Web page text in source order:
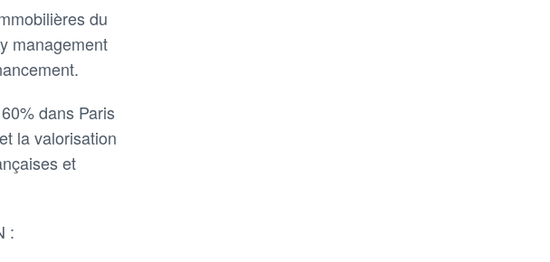
du
management
dans Paris
la valorisation
et
: